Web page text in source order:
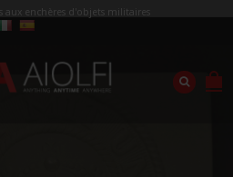
aux enchères d'objets militaires